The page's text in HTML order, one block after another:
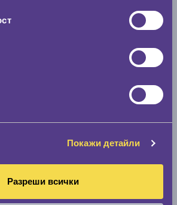
Покажи детайли
Разреши всички